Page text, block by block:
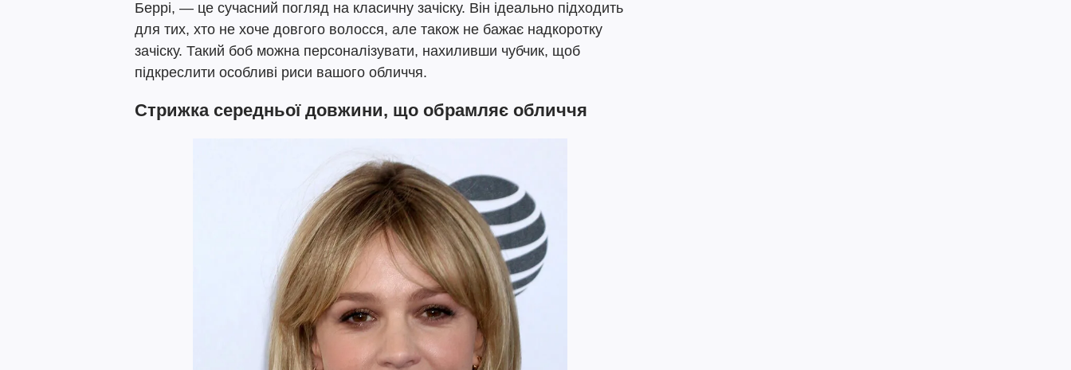
Беррі, — це сучасний погляд на класичну зачіску. Він ідеально підходить
для тих, хто не хоче довгого волосся, але також не бажає надкоротку
зачіску. Такий боб можна персоналізувати, нахиливши чубчик, щоб
підкреслити особливі риси вашого обличчя.
Стрижка середньої довжини, що обрамляє обличчя